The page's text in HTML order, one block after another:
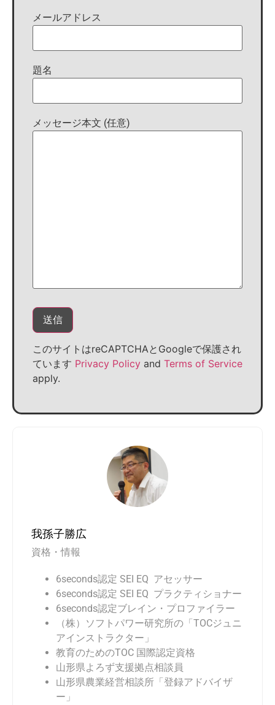
メールアドレス
題名
メッセージ本文 (任意)
このサイトはreCAPTCHAとGoogleで保護され
ています Privacy Policy and Terms of Service
apply.
我孫子勝広
資格・情報
6seconds認定 SEI EQ アセッサー
6seconds認定 SEI EQ プラクティショナー
6seconds認定ブレイン・プロファイラー
（株）ソフトパワー研究所の「TOCジュニ
アインストラクター」
教育のためのTOC 国際認定資格
山形県よろず支援拠点相談員
山形県農業経営相談所「登録アドバイザ
ー」